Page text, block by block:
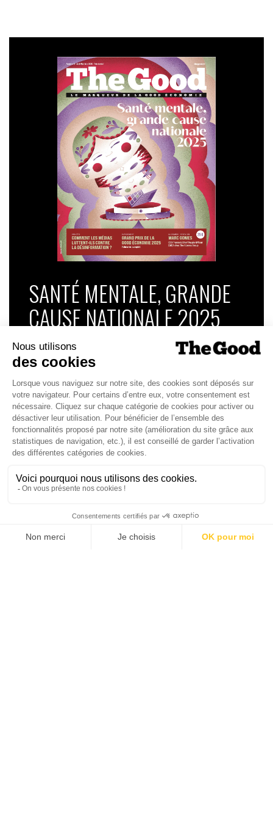
SANTÉ MENTALE, GRANDE
CAUSE NATIONALE 2025
Dans ce numéro, enquête : Comment les
médias luttent-ils contre la désinformation ? |
Palmarès complet du Grand Prix de la Good
Économie 2025 | La grande interview de Marc
Gomes, CEO France & Chief People Officer
EMEA chez The Adecco Group
J'ACHÈTE LE NUMÉRO
JE M'ABONNE 1 AN - 4 NUM.